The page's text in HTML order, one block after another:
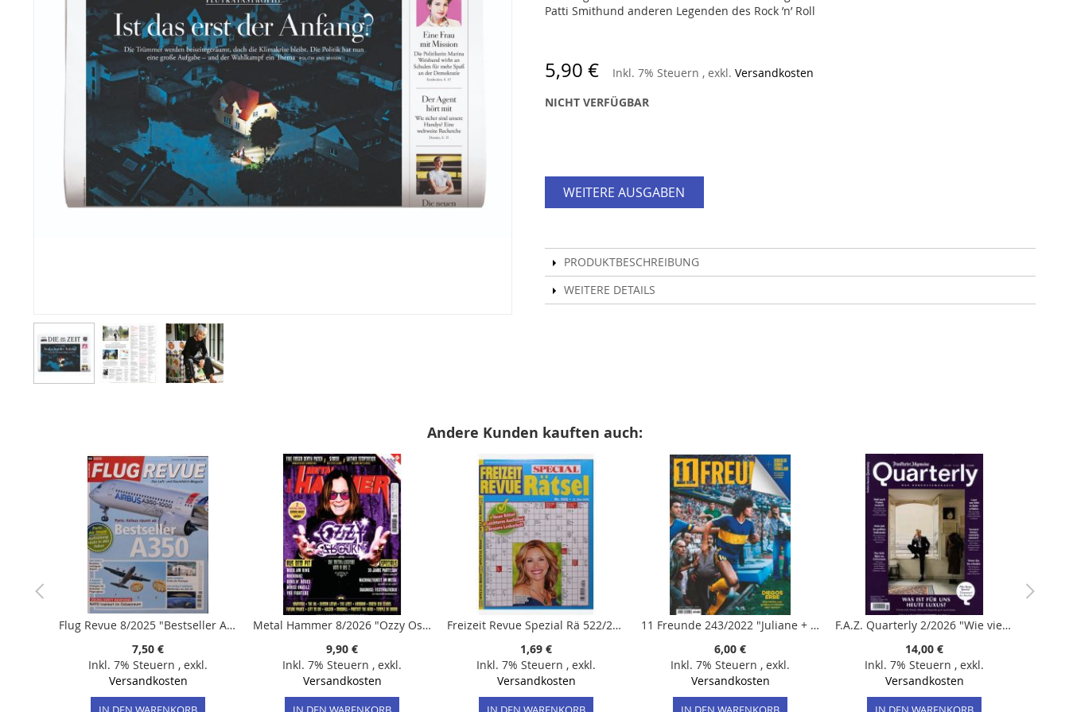
Patti Smithund anderen Legenden des Rock ’n’ Roll
5,90 € Inkl. 7% Steuern , exkl. Versandkosten
NICHT VERFÜGBAR
WEITERE AUSGABEN
PRODUKTBESCHREIBUNG
WEITERE DETAILS
Andere Kunden kauften auch:
Flug Revue 8/2025 "Bestseller A350"
7,50 €
Inkl. 7% Steuern , exkl.
Versandkosten
Metal Hammer 8/2026 "Ozzy Osbourne"
9,90 €
Inkl. 7% Steuern , exkl.
Versandkosten
Freizeit Revue Spezial Rä 522/2026
1,69 €
Inkl. 7% Steuern , exkl.
Versandkosten
11 Freunde 243/2022 "Juliane + Florian Wirtz"
6,00 €
Inkl. 7% Steuern , exkl.
Versandkosten
F.A.Z. Quarterly 2/2026 "Wie viel Nostalgie braucht die Zukunft?"
14,00 €
Inkl. 7% Steuern , exkl.
Versandkosten